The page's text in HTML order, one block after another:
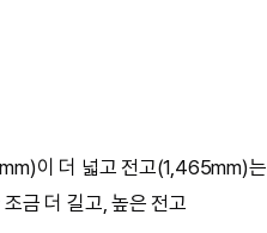
이 더 넓고 전고(1,465mm)는
금 더 길고, 높은 전고